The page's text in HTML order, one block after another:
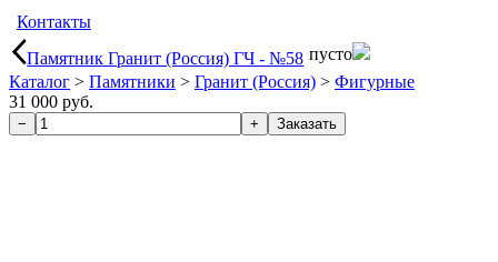
Контакты
Памятник Гранит (Россия) ГЧ - №58 пусто
Каталог > Памятники > Гранит (Россия) > Фигурные
31 000 руб.